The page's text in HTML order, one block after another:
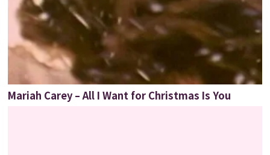
Mariah Carey – All I Want for Christmas Is You